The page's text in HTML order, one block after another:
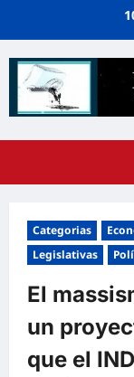
Categorias
Legislativas
El
un
que el